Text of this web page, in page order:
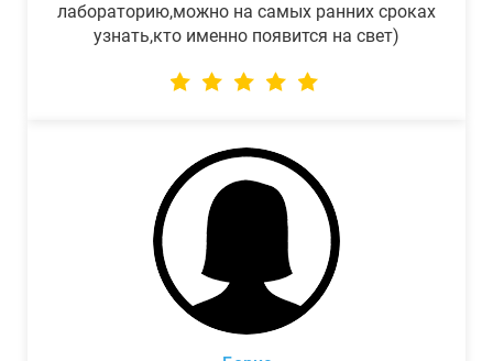
лабораторию,можно на самых ранних сроках
узнать,кто именно появится на свет)